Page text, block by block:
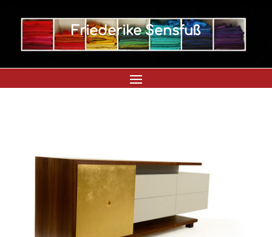
Friederike Sensfuß